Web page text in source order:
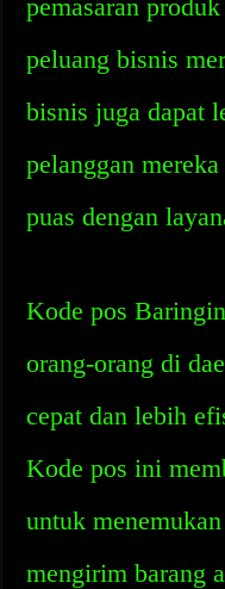
pemasaran
peluang bisnis
bisnis juga dapat
pelanggan
puas dengan
Kode pos
orang-orang di
cepat dan lebih
Kode pos ini
untuk
mengirim barang